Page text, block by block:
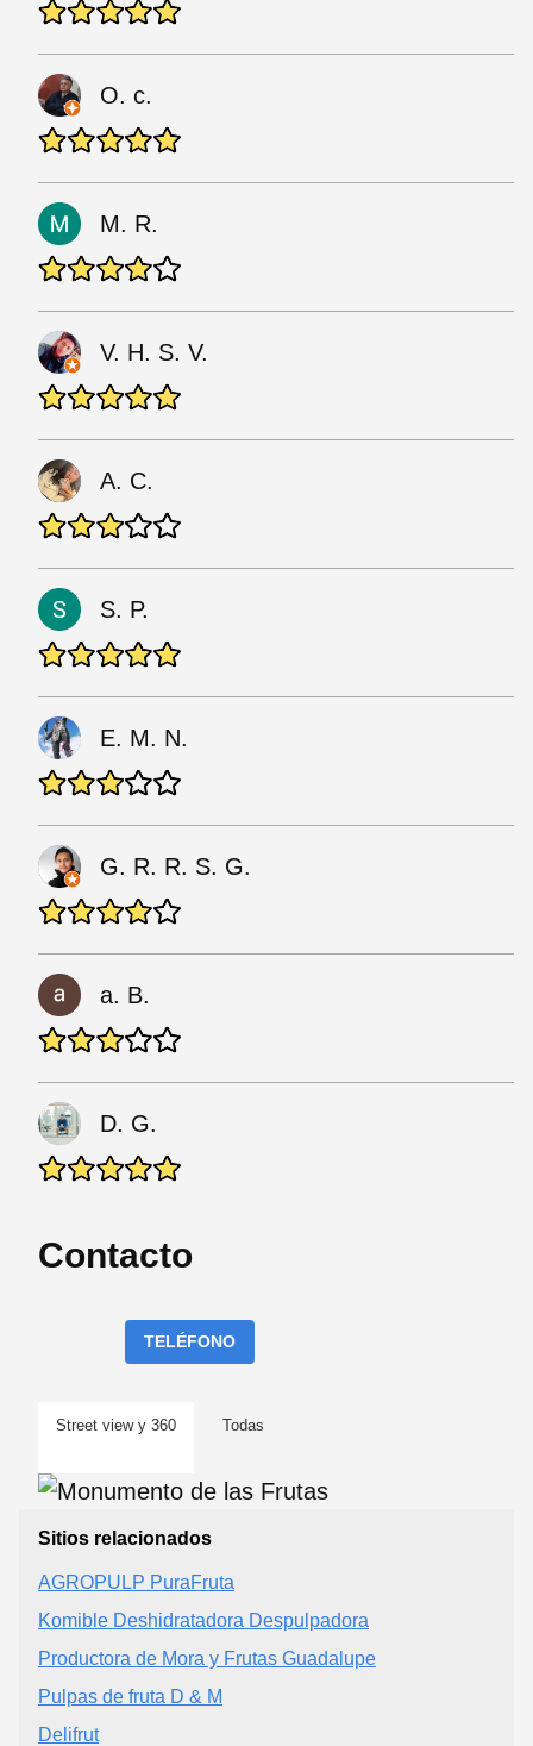
O. c.
M. R.
V. H. S. V.
A. C.
S. P.
E. M. N.
G. R. R. S. G.
a. B.
D. G.
Contacto
TELÉFONO
Street view y 360 Todas
Sitios relacionados
AGROPULP PuraFruta
Komible Deshidratadora Despulpadora
Productora de Mora y Frutas Guadalupe
Pulpas de fruta D & M
Delifrut